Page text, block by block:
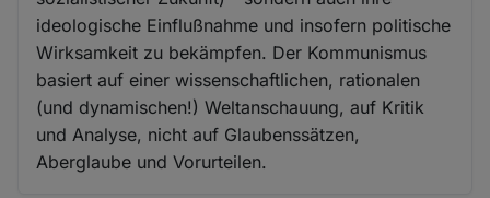
ideologische Einflußnahme und insofern politische
Wirksamkeit zu bekämpfen. Der Kommunismus
basiert auf einer wissenschaftlichen, rationalen
(und dynamischen!) Weltanschauung, auf Kritik
und Analyse, nicht auf Glaubenssätzen,
Aberglaube und Vorurteilen.